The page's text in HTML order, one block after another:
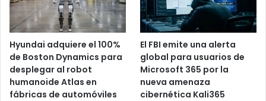
Hyundai adquiere el 100%
de Boston Dynamics para
desplegar al robot
humanoide Atlas en
fábricas de automóviles
El FBI emite una alerta
global para usuarios de
Microsoft 365 por la
nueva amenaza
cibernética Kali365